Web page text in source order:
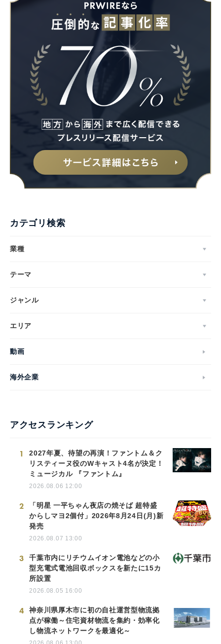
カテゴリ検索
業種
テーマ
ジャンル
エリア
動画
海外企業
アクセスランキング
1
2027年夏、待望の再演！ファントム＆ク
リスティーヌ役のWキャスト4名が決定！
ミュージカル 『ファントム』
2026.08.06 12:00
2
「明星 一平ちゃん夜店の焼そば 超特盛
からしマヨ2個付」2026年8月24日(月)新
発売
2026.08.07 13:00
3
千葉市内にリチウムイオン電池などの小
型充電式電池回収ボックスを新たに15カ
所設置
2026.08.05 16:00
4
神奈川県厚木市に初の自社運営型物流拠
点が稼働～住宅資材物流を集約・効率化
し物流ネットワークを最適化～
Japanese
English